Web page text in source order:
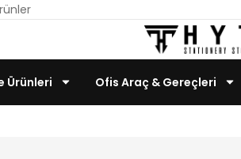
Ürünleri Ofis Araç & Gereçleri